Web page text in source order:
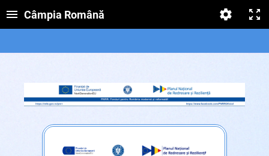
Câmpia Română